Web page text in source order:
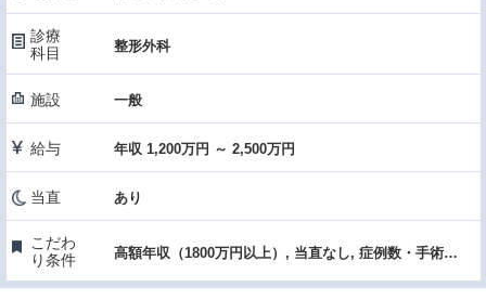
診療
科目
整形外科
施設 一般
給与 年収 1,200万円 ～ 2,500万円
当直 あり
こだわ
り条件
高額年収（1800万円以上）, 当直なし, 症例数・手術件数が多い, 医療機器・設備充実, 先進的医療・高度な医療・特殊医療, 女性医師におすすめ, 託児所あり